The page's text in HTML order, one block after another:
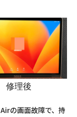
修理後
の画面故障で、持